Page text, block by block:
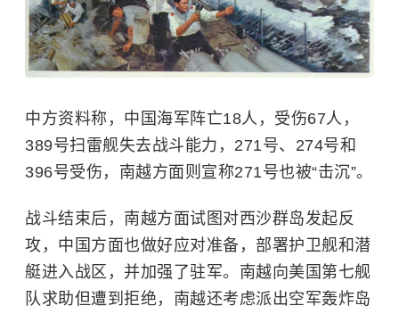
中方资料称，中国海军阵亡18人，受伤67人，
389号扫雷舰失去战斗能力，271号、274号和
396号受伤，南越方面则宣称271号也被“击沉”。
战斗结束后，南越方面试图对西沙群岛发起反
攻，中国方面也做好应对准备，部署护卫舰和潜
艇进入战区，并加强了驻军。南越向美国第七舰
队求助但遭到拒绝，南越还考虑派出空军轰炸岛